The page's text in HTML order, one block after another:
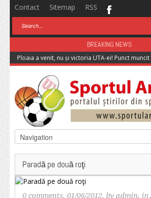
Contact Sitemap RSS
BREAKING NEWS
Ploaia a venit, nu și victoria UTA-ei! Punct
Paradă pe două roţi
0 comments, 01/06/2012, by admin, in